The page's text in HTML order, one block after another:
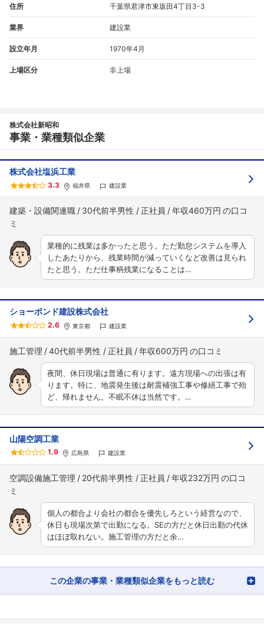
住所 千葉県君津市東坂田4丁目3-3
業界 建設業
設立年月 1970年4月
上場区分 非上場
株式会社新昭和
事業・業種類似企業
株式会社塩浜工業
3.3 福井県 建設業
建築・設備関連職 30代前半男性 正社員 年収460万円
業種的に残業は多かったと思う。ただ勤怠システムを導入
したあたりから、残業時間が減っていくなど改善は見られ
たと思う。ただ仕事柄残業になることは…
ショーボンド建設株式会社
2.6 東京都 建設業
施工管理 40代前半男性 正社員 年収600万円
夜間、休日現場は普通に有ります。遠方現場への出張は有
ります。特に、地震発生後は耐震補強工事や修繕工事で殆
ど、帰れません。不眠不休は当然です。…
山陽空調工業
1.9 広島県 建設業
空調設備施工管理 20代前半男性 正社員 年収232万円
個人の都合より会社の都合を優先しろという経営なので、
休日も現場次第で出勤になる。SEの方だと休日出勤の代休
はほぼ取れない。施工管理の方だと余…
この企業の事業・業種類似企業をもっと読む